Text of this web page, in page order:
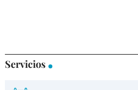
Servicios